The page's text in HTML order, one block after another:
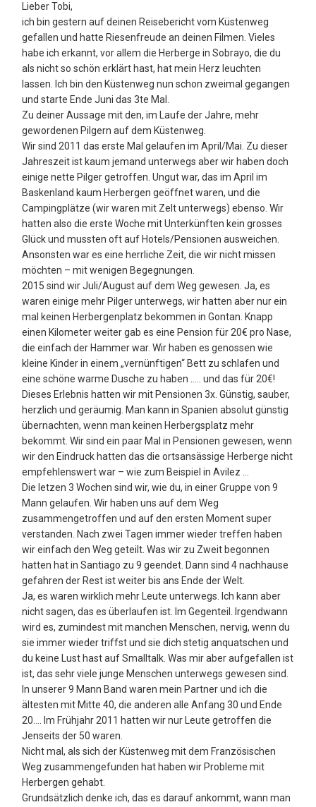
Lieber Tobi,
ich bin gestern auf deinen Reisebericht vom Küstenweg
gefallen und hatte Riesenfreude an deinen Filmen. Vieles
habe ich erkannt, vor allem die Herberge in Sobrayo, die du
als nicht so schön erklärt hast, hat mein Herz leuchten
lassen. Ich bin den Küstenweg nun schon zweimal gegangen
und starte Ende Juni das 3te Mal.
Zu deiner Aussage mit den, im Laufe der Jahre, mehr
gewordenen Pilgern auf dem Küstenweg.
Wir sind 2011 das erste Mal gelaufen im April/Mai. Zu dieser
Jahreszeit ist kaum jemand unterwegs aber wir haben doch
einige nette Pilger getroffen. Ungut war, das im April im
Baskenland kaum Herbergen geöffnet waren, und die
Campingplätze (wir waren mit Zelt unterwegs) ebenso. Wir
hatten also die erste Woche mit Unterkünften kein grosses
Glück und mussten oft auf Hotels/Pensionen ausweichen.
Ansonsten war es eine herrliche Zeit, die wir nicht missen
möchten – mit wenigen Begegnungen.
2015 sind wir Juli/August auf dem Weg gewesen. Ja, es
waren einige mehr Pilger unterwegs, wir hatten aber nur ein
mal keinen Herbergenplatz bekommen in Gontan. Knapp
einen Kilometer weiter gab es eine Pension für 20€ pro Nase,
die einfach der Hammer war. Wir haben es genossen wie
kleine Kinder in einem „vernünftigen“ Bett zu schlafen und
eine schöne warme Dusche zu haben ….. und das für 20€!
Dieses Erlebnis hatten wir mit Pensionen 3x. Günstig, sauber,
herzlich und geräumig. Man kann in Spanien absolut günstig
übernachten, wenn man keinen Herbergsplatz mehr
bekommt. Wir sind ein paar Mal in Pensionen gewesen, wenn
wir den Eindruck hatten das die ortsansässige Herberge nicht
empfehlenswert war – wie zum Beispiel in Avilez …
Die letzen 3 Wochen sind wir, wie du, in einer Gruppe von 9
Mann gelaufen. Wir haben uns auf dem Weg
zusammengetroffen und auf den ersten Moment super
verstanden. Nach zwei Tagen immer wieder treffen haben
wir einfach den Weg geteilt. Was wir zu Zweit begonnen
hatten hat in Santiago zu 9 geendet. Dann sind 4 nachhause
gefahren der Rest ist weiter bis ans Ende der Welt.
Ja, es waren wirklich mehr Leute unterwegs. Ich kann aber
nicht sagen, das es überlaufen ist. Im Gegenteil. Irgendwann
wird es, zumindest mit manchen Menschen, nervig, wenn du
sie immer wieder triffst und sie dich stetig anquatschen und
du keine Lust hast auf Smalltalk. Was mir aber aufgefallen ist
ist, das sehr viele junge Menschen unterwegs gewesen sind.
In unserer 9 Mann Band waren mein Partner und ich die
ältesten mit Mitte 40, die anderen alle Anfang 30 und Ende
20…. Im Frühjahr 2011 hatten wir nur Leute getroffen die
Jenseits der 50 waren.
Nicht mal, als sich der Küstenweg mit dem Französischen
Weg zusammengefunden hat haben wir Probleme mit
Herbergen gehabt.
Grundsätzlich denke ich, das es darauf ankommt, wann man